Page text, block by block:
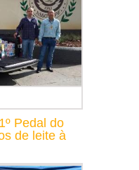
Pedal do
de leite à